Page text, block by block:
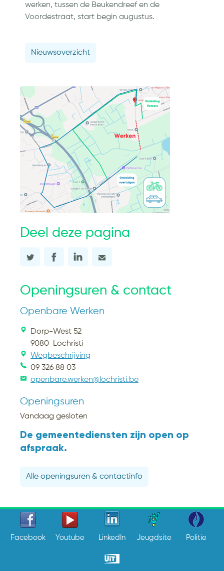
werken, tussen de Beukendreef en de
Voordestraat, start begin augustus.
Nieuwsoverzicht
Deel deze pagina
Openingsuren & contact
Openbare Werken
Dorp-West 52
9080
Lochristi
Wegbeschrijving
09 326 88 03
openbare.werken@lochristi.be
Openingsuren
Vandaag gesloten
De gemeentediensten zijn open op
afspraak.
Alle openingsuren & contactinfo
Facebook Youtube LinkedIn Jeugdsite Politie